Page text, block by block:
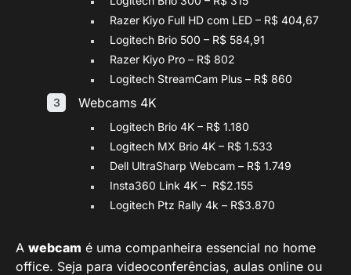
Razer Kiyo Full HD com LED – R$ 404,67
Logitech Brio 500 – R$ 584,91
Razer Kiyo Pro – R$ 802
Logitech StreamCam Plus – R$ 860
Webcams 4K
Logitech Brio 4K – R$ 1.180
Logitech MX Brio 4K – R$ 1.533
Dell UltraSharp Webcam – R$ 1.749
Insta360 Link 4K – R$2.155
Logitech Ptz Rally 4k – R$3.870
A webcam é uma companheira essencial no home
office. Seja para videoconferências, aulas online ou